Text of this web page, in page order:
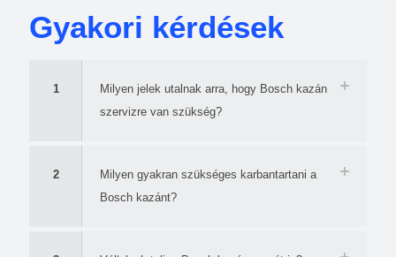
Gyakori kérdések
1
Milyen jelek utalnak arra, hogy Bosch kazán
szervizre van szükség?
2
Milyen gyakran szükséges karbantartani a
Bosch kazánt?